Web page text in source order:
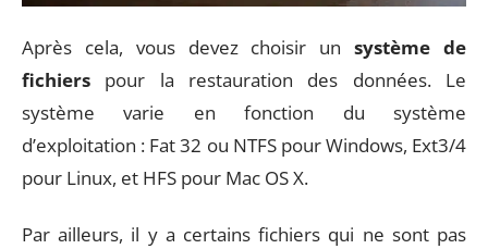
Après cela, vous devez choisir unsystème de
fichiers pour la restauration des données. Le
système varie en fonction du système
d’exploitation : Fat 32 ou NTFS pour Windows, Ext3/4
pour Linux, et HFS pour Mac OS X.
Par ailleurs, il y a certains fichiers qui ne sont pas